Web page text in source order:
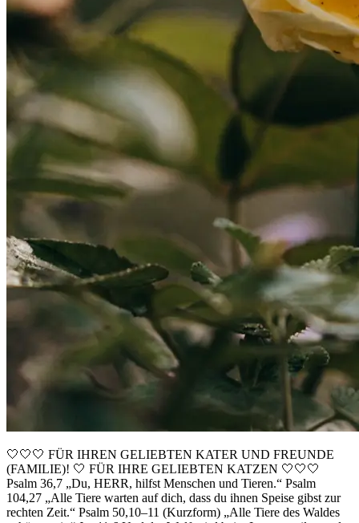
🤍🤍🤍 FÜR IHREN GELIEBTEN KATER UND FREUNDE
(FAMILIE)! 🤍 FÜR IHRE GELIEBTEN KATZEN 🤍🤍🤍
Psalm 36,7 „Du, HERR, hilfst Menschen und Tieren.“ Psalm
104,27 „Alle Tiere warten auf dich, dass du ihnen Speise gibst zur
rechten Zeit.“ Psalm 50,10–11 (Kurzform) „Alle Tiere des Waldes